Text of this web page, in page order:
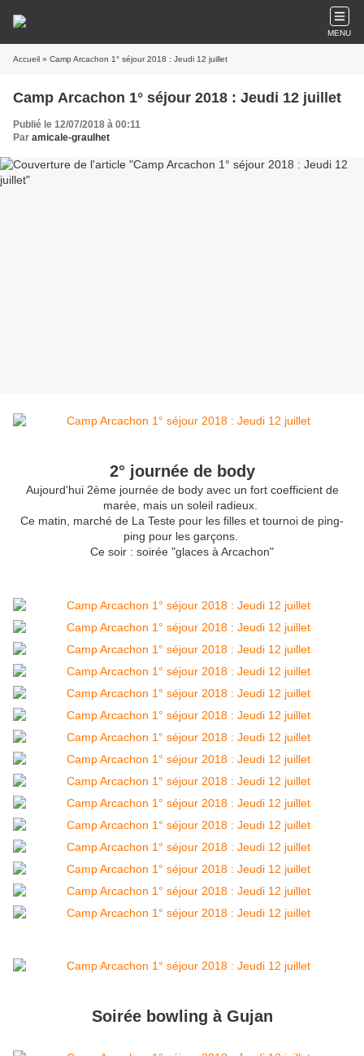
MENU
Accueil » Camp Arcachon 1° séjour 2018 : Jeudi 12 juillet
Camp Arcachon 1° séjour 2018 : Jeudi 12 juillet
Publié le 12/07/2018 à 00:11
Par amicale-graulhet
2° journée de body
Aujourd'hui 2ème journée de body avec un fort coefficient de
marée, mais un soleil radieux.
Ce matin, marché de La Teste pour les filles et tournoi de ping-
ping pour les garçons.
Ce soir : soirée "glaces à Arcachon"
Soirée bowling à Gujan